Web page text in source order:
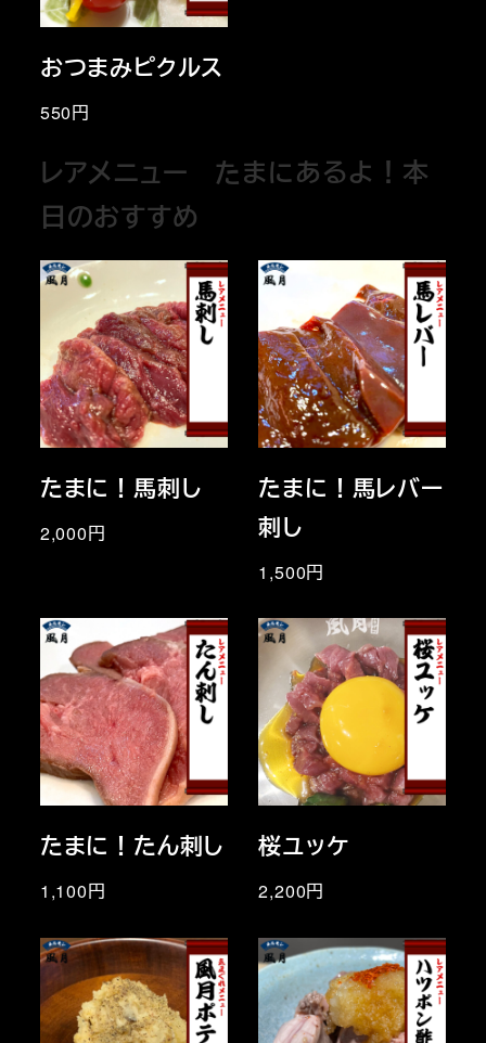
おつまみピクルス
550円
レアメニュー たまにあるよ！本
日のおすすめ
たまに！馬刺し
2,000円
たまに！馬レバー
刺し
1,500円
たまに！たん刺し
1,100円
桜ユッケ
2,200円